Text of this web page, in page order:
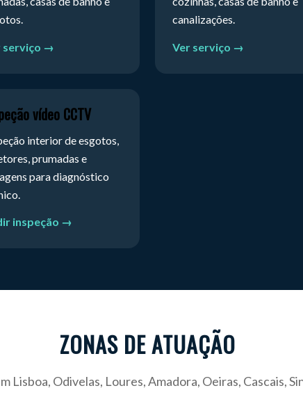
serviço →
canalizações.
Ver serviço →
vídeo CCTV
interior de esgotos,
prumadas e
para diagnóstico
inspeção →
ZONAS DE ATUAÇÃO
Lisboa, Odivelas, Loures, Amadora, Oeiras, Cascais,